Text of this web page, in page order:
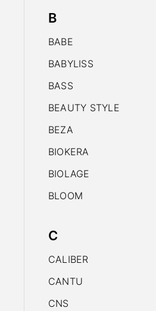
B
BABE
BABYLISS
BASS
BEAUTY STYLE
BEZA
BIOKERA
BIOLAGE
BLOOM
C
CALIBER
CANTU
CNS